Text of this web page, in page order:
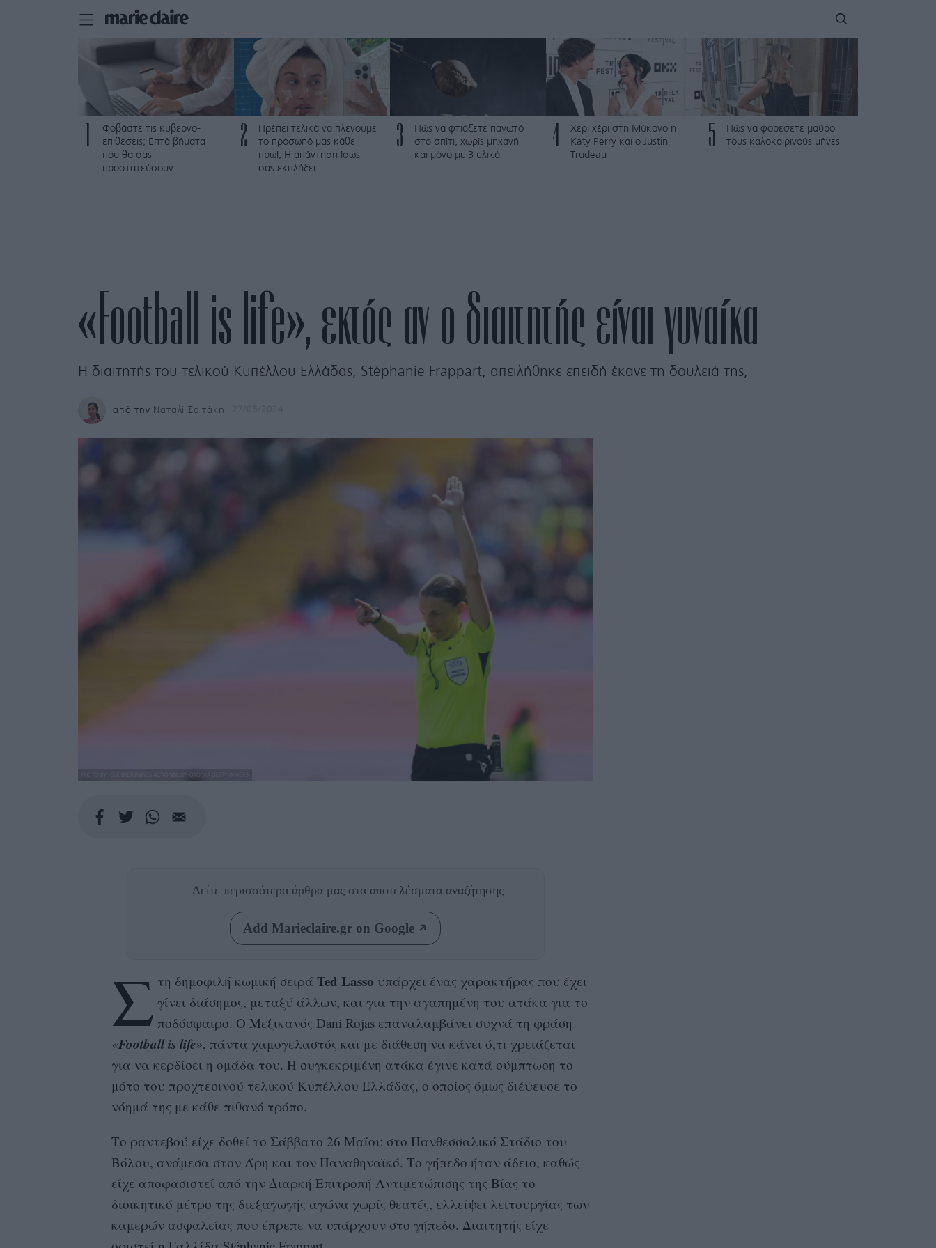
Φοβάστε τις κυβερνο-
επιθέσεις; Επτά βήματα
που θα σας
προστατεύσουν
2
Πρέπει τελικά να πλένουμε
το πρόσωπό μας κάθε
πρωί; Η απάντηση ίσως
σας εκπλήξει
3
Πώς να φτιάξετε παγωτό
στο σπίτι, χωρίς μηχανή
και μόνο με 3 υλικά
4
Χέρι χέρι στη Μύκονο η
Katy Perry και ο Justin
Trudeau
5
Πώς να φορέσετε μαύρο
τους καλοκαιρινούς μήνες
«Football is life», εκτός αν ο διαιτητής είναι γυναίκα
Η διαιτητής του τελικού Κυπέλλου Ελλάδας, Stéphanie Frappart, απειλήθηκε επειδή έκανε τη δουλειά της,
από την Ναταλί Σαϊτάκη
PHOTO BY JOSE BRETON/PICS ACTION/NURPHOTO VIA GETTY IMAGES
Δείτε περισσότερα άρθρα μας στα αποτελέσματα αναζήτησης
Add Marieclaire.gr on Google
Σ τη δημοφιλή κωμική σειράTed Lasso υπάρχει ένας χαρακτήρας που έχει
γίνει διάσημος, μεταξύ άλλων, και για την αγαπημένη του ατάκα για το
ποδόσφαιρο. Ο Μεξικανός Dani Rojas επαναλαμβάνει συχνά τη φράση
«Football is life», πάντα χαμογελαστός και με διάθεση να κάνει ό,τι χρειάζεται
για να κερδίσει η ομάδα του. Η συγκεκριμένη ατάκα έγινε κατά σύμπτωση το
μότο του προχτεσινού τελικού Κυπέλλου Ελλάδας, ο οποίος όμως διέψευσε το
νόημά της με κάθε πιθανό τρόπο.
Το ραντεβού είχε δοθεί το Σάββατο 26 Μαΐου στο Πανθεσσαλικό Στάδιο του
Βόλου, ανάμεσα στον Άρη και τον Παναθηναϊκό. Το γήπεδο ήταν άδειο, καθώς
είχε αποφασιστεί από την Διαρκή Επιτροπή Αντιμετώπισης της Βίας το
διοικητικό μέτρο της διεξαγωγής αγώνα χωρίς θεατές, ελλείψει λειτουργίας των
καμερών ασφαλείας που έπρεπε να υπάρχουν στο γήπεδο. Διαιτητής είχε